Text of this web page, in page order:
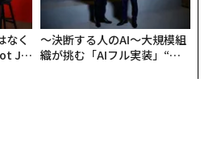
なく
Ja
〜決断する人のAI〜大規模組
織が挑む「AIフル実装」“使